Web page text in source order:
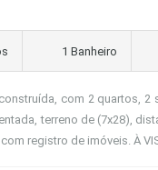
1 Banheiro
com 2 quartos,
terreno de (7x28),
registro de imóveis. À